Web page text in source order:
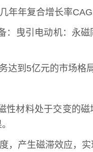
年年复合增长率
：曳引电动机：永
到5亿元的市场格局
性材料处于交变的
，产生磁滞效应，